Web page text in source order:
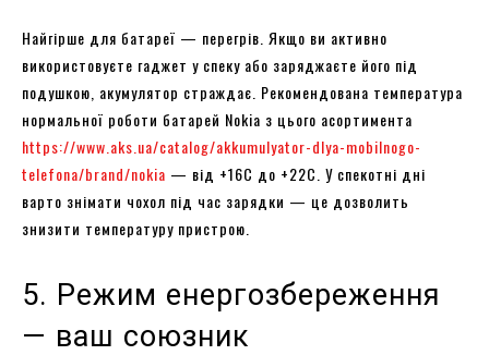
Найгірше для батареї — перегрів. Якщо ви активно
використовуєте гаджет у спеку або заряджаєте його під
подушкою, акумулятор страждає. Рекомендована температура
нормальної роботи батарей Nokia з цього асортимента
https://www.aks.ua/catalog/akkumulyator-dlya-mobilnogo-
telefona/brand/nokia — від +16C до +22C. У спекотні дні
варто знімати чохол під час зарядки — це дозволить
знизити температуру пристрою.
5. Режим енергозбереження
— ваш союзник